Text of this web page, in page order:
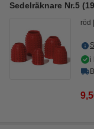
Sedelräknare Nr.5
röd
i